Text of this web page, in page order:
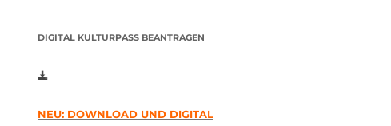
DIGITAL KULTURPASS BEANTRAGEN
NEU: DOWNLOAD UND DIGITAL